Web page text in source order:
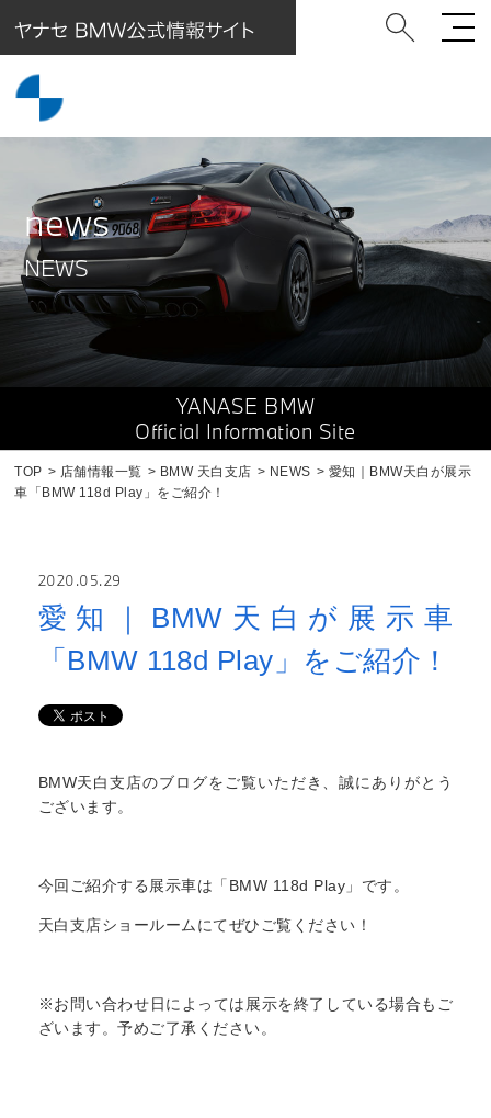
news
NEWS
YANASE BMW
Official Information Site
TOP 店舗情報一覧 BMW 天白支店 NEWS
愛知｜BMW天白が展示
車「BMW 118d Play」をご紹介！
2020.05.29
愛知｜BMW天白が展示車
「BMW 118d Play」をご紹介！
BMW天白支店のブログをご覧いただき、誠にありがとう
ございます。
今回ご紹介する展示車は「BMW 118d Play」です。
天白支店ショールームにてぜひご覧ください！
※お問い合わせ日によっては展示を終了している場合もご
ざいます。予めご了承ください。